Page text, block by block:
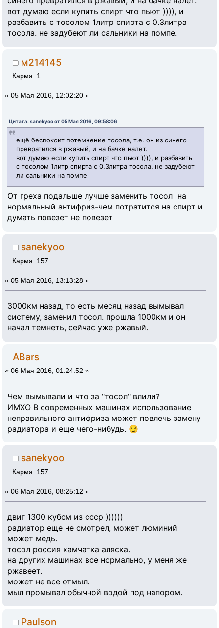
вот думаю если купить спирт что пьют )))), и
разбавить с тосолом 1литр спирта с 0.3литра
тосола. не задубеют ли сальники на помпе.
м214145
Карма: 1
« 05 Мая 2016, 12:02:20 »
Цитата: sanekyoo от 05 Мая 2016, 09:58:06
ещё беспокоит потемнение тосола, т.е. он из синего
превратился в ржавый, и на бачке налет.
вот думаю если купить спирт что пьют )))), и разбавить
с тосолом 1литр спирта с 0.3литра тосола. не задубеют
ли сальники на помпе.
От греха подальше лучше заменить тосол на
нормальный антифриз-чем потратится на спирт и
думать повезет не повезет
sanekyoo
Карма: 157
« 05 Мая 2016, 13:13:28 »
3000км назад, то есть месяц назад вымывал
систему, заменил тосол. прошла 1000км и он
начал темнеть, сейчас уже ржавый.
ABars
« 06 Мая 2016, 01:24:52 »
Чем вымывали и что за "тосол" влили?
ИМХО В современных машинах использование
неправильного антифриза может повлечь замену
радиатора и еще чего-нибудь. 😏
sanekyoo
Карма: 157
« 06 Мая 2016, 08:25:12 »
двиг 1300 кубсм из ссср ))))))
радиатор еще не смотрел, может люминий
может медь.
тосол россия камчатка аляска.
на других машинах все нормально, у меня же
ржавеет.
может не все отмыл.
мыл промывал обычной водой под напором.
Paulson